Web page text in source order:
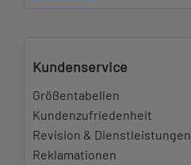
Kundenservice
Größentabellen
Kundenzufriedenheit
Revision & Dienstleistungen
Reklamationen